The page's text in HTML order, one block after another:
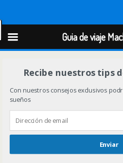
Guia de viaje
Recibe nuestros tips
Con nuestros consejos exclusivos
sueños
Enviar
Guia de viaje